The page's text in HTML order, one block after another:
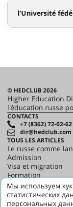
l’Université
© HEDCLUB 2026
Higher Education
l'éducation russe
CONTACTS
+7 (8362) 72-02-62
dir@hedclub.com
TOUS LES ARTICLES
Le russe comme
Admission
Visa et migration
Formation
Science
HED_people
Maison russe
Мы используем
статистических
персональных